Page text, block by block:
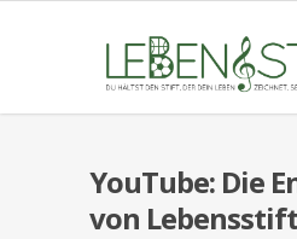
YouTube: Die
von Lebensstift